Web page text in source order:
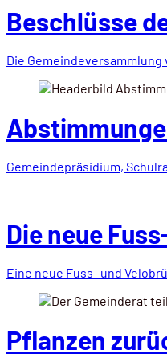
Beschlüsse
Die
Gemeindepräsidium,
Die neue
Eine neue Fuss- und
Pflanzen